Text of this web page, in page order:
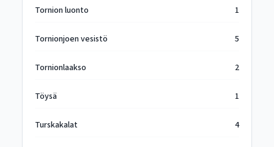
Tornion luonto 1
Tornionjoen vesistö 5
Tornionlaakso 2
Töysä 1
Turskakalat 4